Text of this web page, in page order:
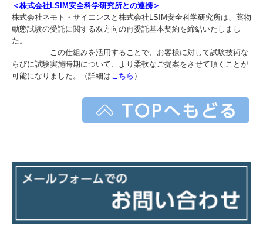
＜株式会社LSIM安全科学研究所との連携＞
株式会社ネモト・サイエンスと株式会社LSIM安全科学研究所は、薬物
動態試験の受託に関する双方向の再委託基本契約を締結いたしまし
た。
この仕組みを活用することで、お客様に対して試験技術な
らびに試験実施時期について、より柔軟なご提案をさせて頂くことが
可能になりました。（詳細は こちら ）